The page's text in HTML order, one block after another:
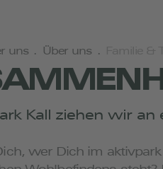
uns . Über uns .
Kall ziehen wir an
wer Dich im